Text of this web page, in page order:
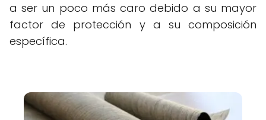
a ser un poco más caro debido a su mayor
factor de protección y a su composición
específica.